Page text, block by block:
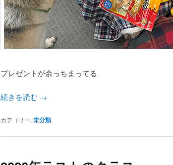
プレゼントが余っちまってる
続きを読む →
カテゴリー:未分類